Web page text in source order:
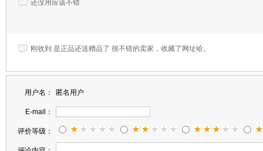
还没用应该不错
刚收到 是正品还送赠品了 很不错的卖家，收藏了网址哈。
不错
不错不错
用户名： 匿名用户
E-mail：
评价等级：